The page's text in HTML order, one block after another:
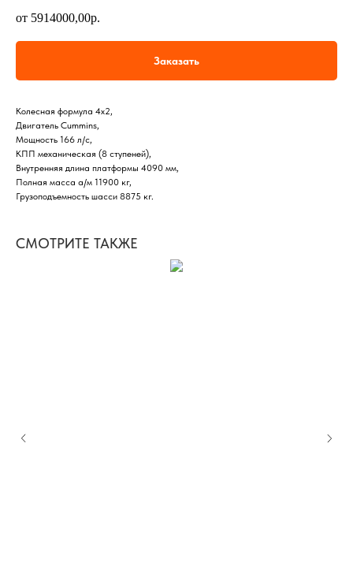
от 5914000,00р.
Заказать
Колесная формула 4х2,
Двигатель Cummins,
Мощность 166 л/с,
КПП механическая (8 ступеней),
Внутренняя длина платформы 4090 мм,
Полная масса а/м 11900 кг,
Грузоподъемность шасси 8875 кг.
СМОТРИТЕ ТАКЖЕ